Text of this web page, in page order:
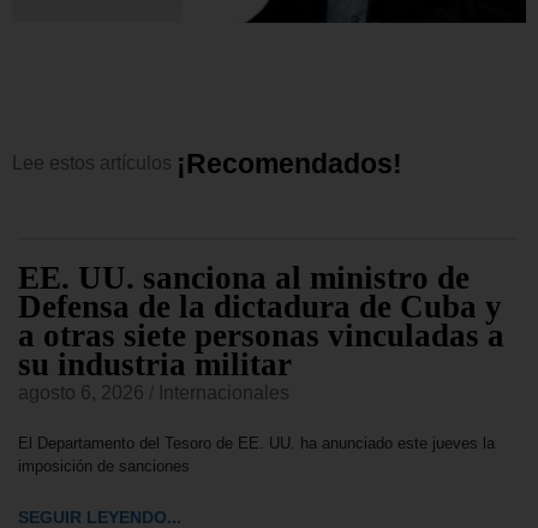
Lee estos artículos ¡Recomendados!
EE. UU. sanciona al ministro de
Defensa de la dictadura de Cuba y
a otras siete personas vinculadas a
su industria militar
agosto 6, 2026 Internacionales
El Departamento del Tesoro de EE. UU. ha anunciado este jueves la
imposición de sanciones
SEGUIR LEYENDO...